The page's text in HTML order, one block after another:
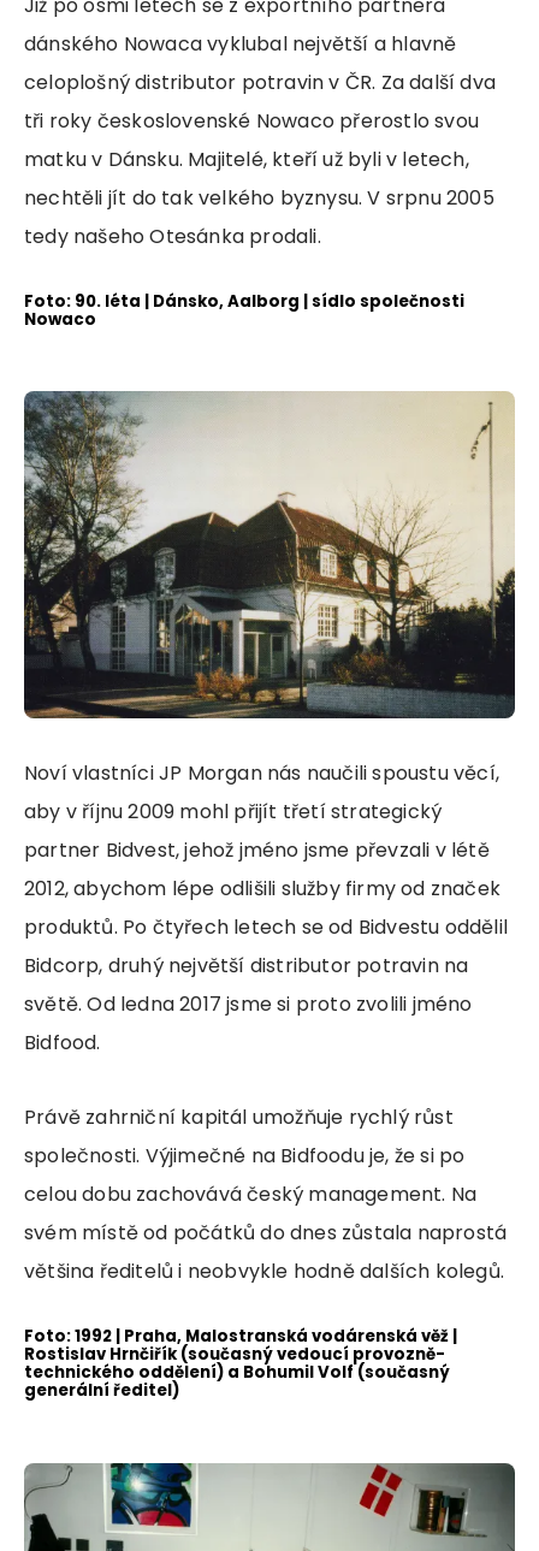
dánského Nowaca vyklubal největší a hlavně
celoplošný distributor potravin v ČR. Za další dva
tři roky československé Nowaco přerostlo svou
matku v Dánsku. Majitelé, kteří už byli v letech,
nechtěli jít do tak velkého byznysu. V srpnu 2005
tedy našeho Otesánka prodali.
Foto: 90. léta | Dánsko, Aalborg | sídlo společnosti
Nowaco
Noví vlastníci JP Morgan nás naučili spoustu věcí,
aby v říjnu 2009 mohl přijít třetí strategický
partner Bidvest, jehož jméno jsme převzali v létě
2012, abychom lépe odlišili služby firmy od značek
produktů. Po čtyřech letech se od Bidvestu oddělil
Bidcorp, druhý největší distributor potravin na
světě. Od ledna 2017 jsme si proto zvolili jméno
Bidfood.
Právě zahrniční kapitál umožňuje rychlý růst
společnosti. Výjimečné na Bidfoodu je, že si po
celou dobu zachovává český management. Na
svém místě od počátků do dnes zůstala naprostá
většina ředitelů i neobvykle hodně dalších kolegů.
Foto: 1992 | Praha, Malostranská vodárenská věž |
Rostislav Hrnčiřík (současný vedoucí provozně-
technického oddělení) a Bohumil Volf (současný
generální ředitel)